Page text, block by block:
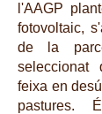
l'AAGP
fotovoltaic,
de la
seleccionat
feixa en
pastures.